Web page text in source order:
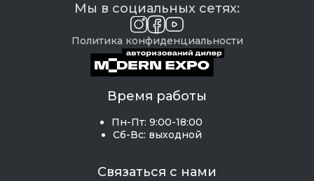
Мы в социальных сетях:
Политика конфиденциальности
Время работы
Пн-Пт: 9:00-18:00
Сб-Вс: выходной
Связаться с нами